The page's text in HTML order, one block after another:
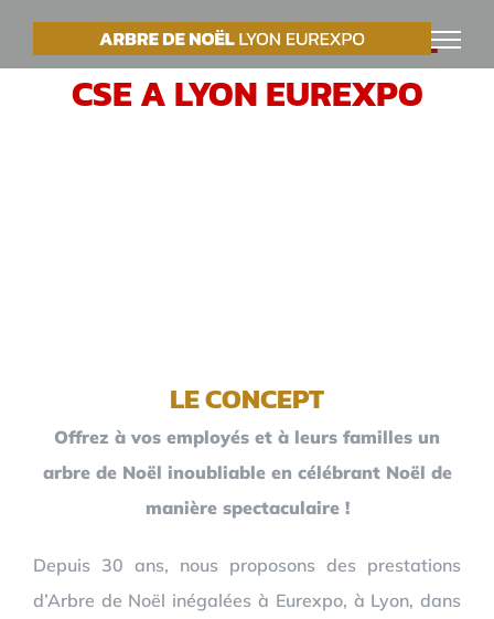
PasserVOTRE ARBRE DE NOËL
CSE A LYON EUREXPO
LE CONCEPT
Offrez à vos employés et à leurs familles un
arbre de Noël inoubliable en célébrant Noël de
manière spectaculaire !
Depuis 30 ans, nous proposons des prestations
d’Arbre de Noël inégalées à Eurexpo, à Lyon, dans